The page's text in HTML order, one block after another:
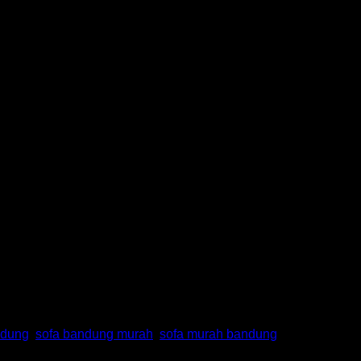
sofa bandung murah sofa murah bandung